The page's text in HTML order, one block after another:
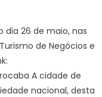
dia 26 de maio, nas
de Negócios e
A cidade de
nacional, desta